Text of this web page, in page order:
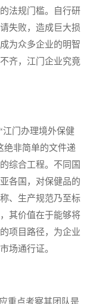
法规门槛。自行研
失败，造成巨大损
为众多企业的明智
齐，江门企业究竟
门办理境外保健
绝非简单的文件递
综合工程。不同国
各国，对保健品的
、生产规范乃至标
其价值在于能够将
项目路径，为企业
场通行证。
重点考察其团队是